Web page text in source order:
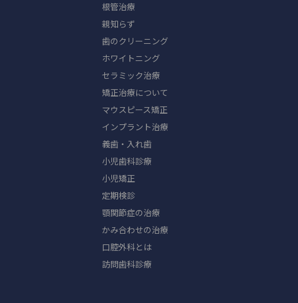
根管治療
親知らず
歯のクリーニング
ホワイトニング
セラミック治療
矯正治療について
マウスピース矯正
インプラント治療
義歯・入れ歯
小児歯科診療
小児矯正
定期検診
顎関節症の治療
かみ合わせの治療
口腔外科とは
訪問歯科診療